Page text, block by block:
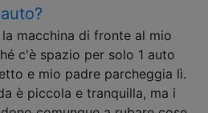
macchina di fronte al mio
c'è spazio per solo 1 auto
e mio padre parcheggia lì.
è piccola e tranquilla, ma i